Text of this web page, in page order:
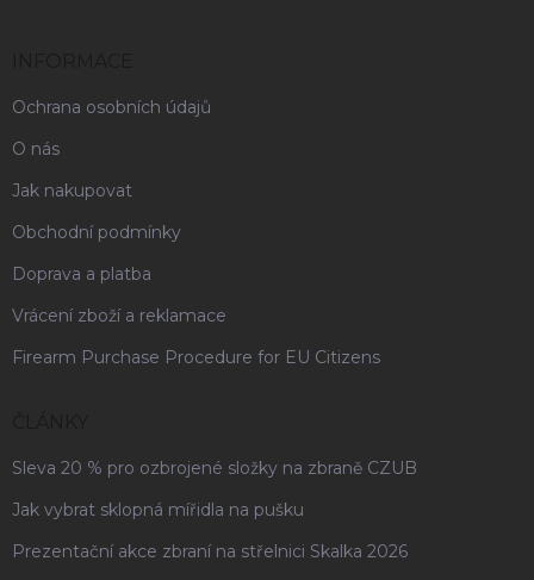
Ochrana osobních údajů
O nás
Jak nakupovat
Obchodní podmínky
Doprava a platba
Vrácení zboží a reklamace
Firearm Purchase Procedure for EU Citizens
Sleva 20 % pro ozbrojené složky na zbraně CZUB
Jak vybrat sklopná mířidla na pušku
Prezentační akce zbraní na střelnici Skalka 2026